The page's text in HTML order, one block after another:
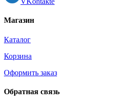
Магазин
Каталог
Корзина
Оформить заказ
Обратная связь